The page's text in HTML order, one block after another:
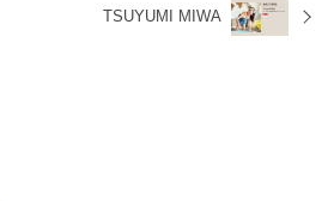
TSUYUMI MIWA